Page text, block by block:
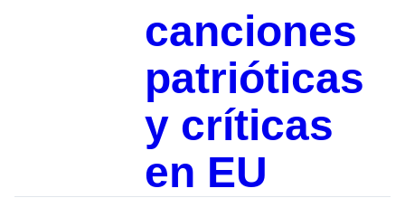
canciones
patrióticas
y críticas
en EU